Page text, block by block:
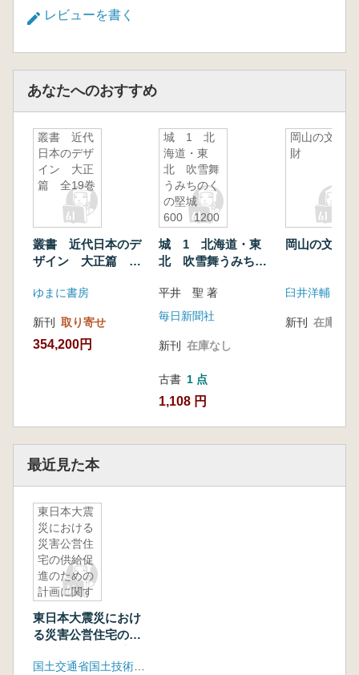
レビューを書く
あなたへのおすすめ
叢書 近代
日本のデザ
イン 大正
篇 全19巻
叢書 近代日本のデ
ザイン 大正篇 全
ゆまに書房
新刊 取り寄せ
354,200円
城 1 北
海道・東
北 吹雪舞
うみちのく
の堅城
600 1200
城 1 北海道・東
北 吹雪舞うみちの
1200
平井 聖 著
毎日新聞社
新刊 在庫なし
古書 1 点
1,108 円
岡山の文化
財
岡山の文化財
臼井洋輔 吉
新刊 在庫なし
最近見た本
東日本大震
災における
災害公営住
宅の供給促
進のための
計画に関す
害公営住宅
基本計画等
東日本大震災におけ
る災害公営住宅の供
に関する検討 災害国土交通省国土技術政策総合研究所 建築研究所